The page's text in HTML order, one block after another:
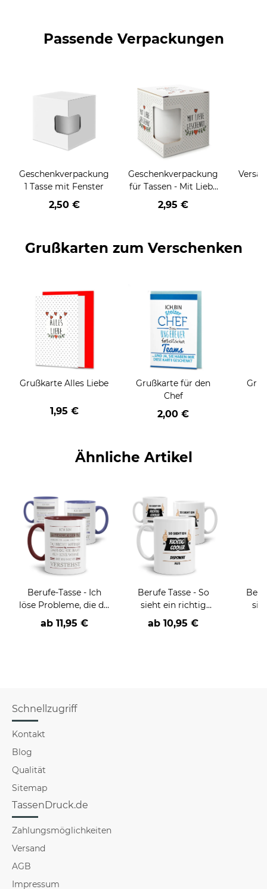
Passende Verpackungen
Geschenkverpackung
1 Tasse mit Fenster
2,50 €
Geschenkverpackung
für Tassen - Mit Liebe
geschenkt
2,95 €
Grußkarten zum Verschenken
Grußkarte Alles Liebe
1,95 €
Grußkarte für den
Chef
2,00 €
Ähnliche Artikel
Berufe-Tasse - Ich
löse Probleme, die du
nicht verstehst -
verschiedene Berufe
ab 11,95 €
Berufe Tasse - So
sieht ein richtig
cooler -BERUF- aus
ab 10,95 €
Schnellzugriff
Kontakt
Blog
Qualität
Sitemap
TassenDruck.de
Zahlungsmöglichkeiten
Versand
AGB
Impressum